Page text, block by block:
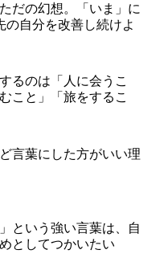
だの幻想。「いま」に
の自分を改善し続けよ
るのは「人に会うこ
こと」「旅をするこ
言葉にした方がいい理
という強い言葉は、自
としてつかいたい